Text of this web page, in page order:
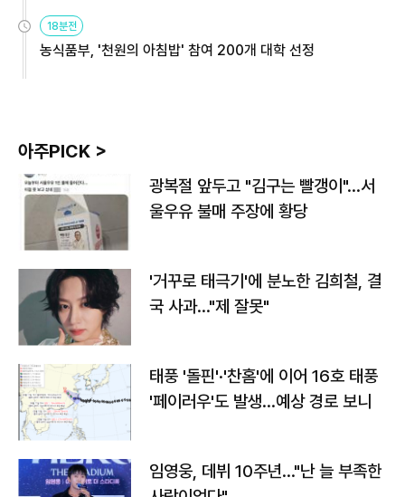
18분전
농식품부, '천원의 아침밥' 참여 200개 대학 선정
아주PICK >
광복절 앞두고 "김구는 빨갱이"…서
울우유 불매 주장에 황당
'거꾸로 태극기'에 분노한 김희철, 결
국 사과…"제 잘못"
태풍 '돌핀'·'찬홈'에 이어 16호 태풍
'페이러우'도 발생…예상 경로 보니
임영웅, 데뷔 10주년…"난 늘 부족한